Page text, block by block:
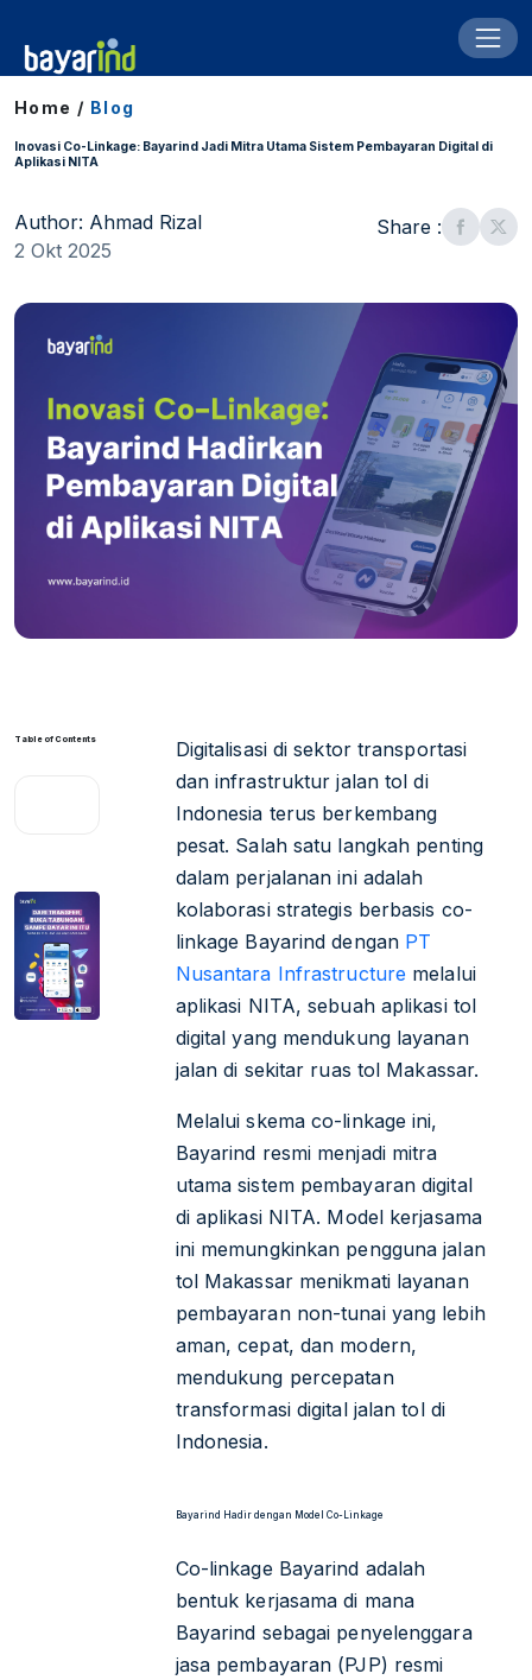
Home / Blog
Inovasi Co-Linkage: Bayarind Jadi Mitra Utama Sistem Pembayaran Digital di
Aplikasi NITA
Author: Ahmad Rizal
2 Okt 2025
Share :
Table of Contents
Digitalisasi di sektor transportasi
dan infrastruktur jalan tol di
Indonesia terus berkembang
pesat. Salah satu langkah penting
dalam perjalanan ini adalah
kolaborasi strategis berbasis co-
linkage Bayarind dengan PT
Nusantara Infrastructure melalui
aplikasi NITA, sebuah aplikasi tol
digital yang mendukung layanan
jalan di sekitar ruas tol Makassar.
Melalui skema co-linkage ini,
Bayarind resmi menjadi mitra
utama sistem pembayaran digital
di aplikasi NITA. Model kerjasama
ini memungkinkan pengguna jalan
tol Makassar menikmati layanan
pembayaran non-tunai yang lebih
aman, cepat, dan modern,
mendukung percepatan
transformasi digital jalan tol di
Indonesia.
Bayarind Hadir dengan Model Co-Linkage
Co-linkage Bayarind adalah
bentuk kerjasama di mana
Bayarind sebagai penyelenggara
jasa pembayaran (PJP) resmi